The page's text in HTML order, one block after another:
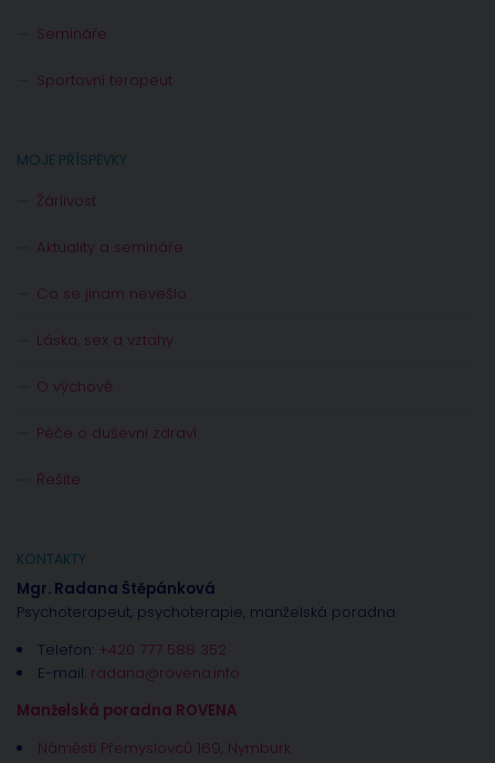
Semináře
Sportovní terapeut
MOJE PŘÍSPĚVKY
Žárlivost
Aktuality a semináře
Co se jinam nevešlo
Láska, sex a vztahy
O výchově
Péče o duševní zdraví
Řešíte
KONTAKTY
Mgr. Radana Štěpánková
Psychoterapeut, psychoterapie, manželská poradna
Telefon: +420 777 588 352
E-mail: radana@rovena.info
Manželská poradna ROVENA
Náměstí Přemyslovců 169, Nymburk